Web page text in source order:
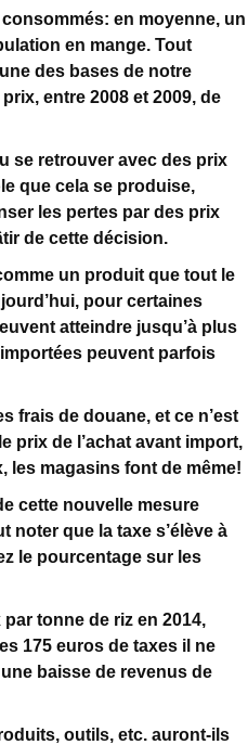
en moyenne, un
en mange. Tout
des bases de notre
entre 2008 et 2009, de
se retrouver avec des prix
que cela se produise,
les pertes par des prix
de cette décision.
un produit que tout le
pour certaines
atteindre jusqu’à plus
peuvent parfois
frais de douane, et ce n’est
prix de l’achat avant import,
les magasins font de même!
cette nouvelle mesure
noter que la taxe s’élève à
le pourcentage sur les
tonne de riz en 2014,
175 euros de taxes il ne
baisse de revenus de
outils, etc. auront-ils